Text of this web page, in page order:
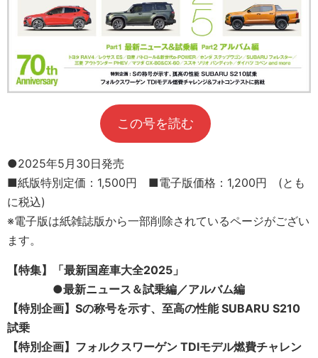
この号を読む
●2025年5月30日発売
■紙版特別定価：1,500円 ■電子版価格：1,200円 (とも
に税込)
※電子版は紙雑誌版から一部削除されているページがござい
ます。
【特集】「最新国産車大全2025」
●最新ニュース＆試乗編／アルバム編
【特別企画】Sの称号を示す、至高の性能 SUBARU S210
試乗
【特別企画】フォルクスワーゲン TDIモデル燃費チャレン